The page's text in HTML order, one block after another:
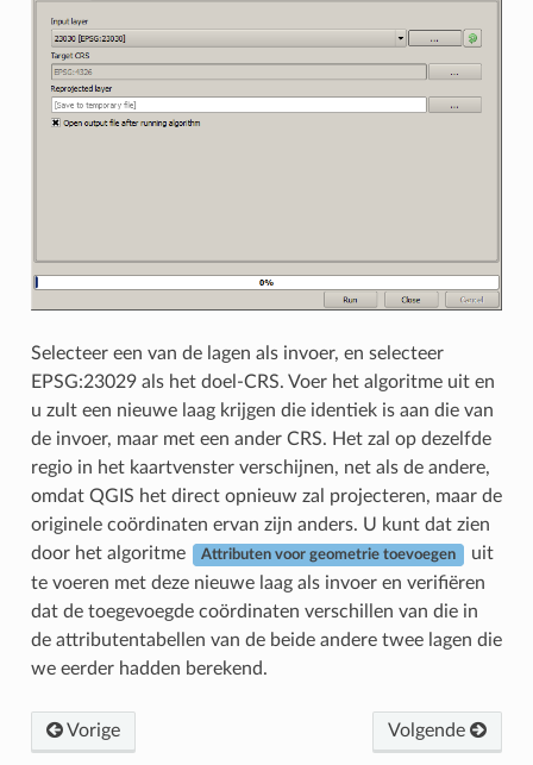
Selecteer een van de lagen als invoer, en selecteer
EPSG:23029 als het doel-CRS. Voer het algoritme uit en
u zult een nieuwe laag krijgen die identiek is aan die van
de invoer, maar met een ander CRS. Het zal op dezelfde
regio in het kaartvenster verschijnen, net als de andere,
omdat QGIS het direct opnieuw zal projecteren, maar de
originele coördinaten ervan zijn anders. U kunt dat zien
door het algoritme
Attributen voor geometrie toevoegen
uit
te voeren met deze nieuwe laag als invoer en verifiëren
dat de toegevoegde coördinaten verschillen van die in
de attributentabellen van de beide andere twee lagen die
we eerder hadden berekend.
Vorige Volgende